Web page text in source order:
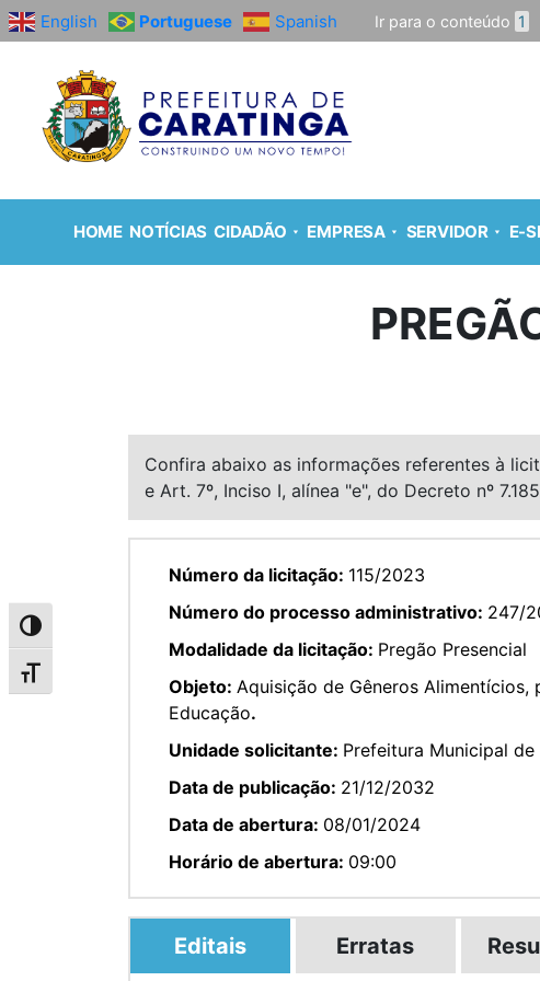
Alternar alto contraste
Alternar tamanho da fonte
English Portuguese Spanish Ir para o conteúdo 1
HOME NOTÍCIAS CIDADÃO EMPRESA SERVIDOR E-
Confira abaixo as informações referentes à
e Art. 7º, Inciso I, alínea "e", do Decreto nº
Número da licitação: 115/2023
Número do processo administrativo: 247/
Modalidade da licitação: Pregão Presencial
Objeto: Aquisição de Gêneros
Educação.
Unidade solicitante: Prefeitura Municipal de
Data de publicação: 21/12/2032
Data de abertura: 08/01/2024
Horário de abertura: 09:00
Editais Erratas